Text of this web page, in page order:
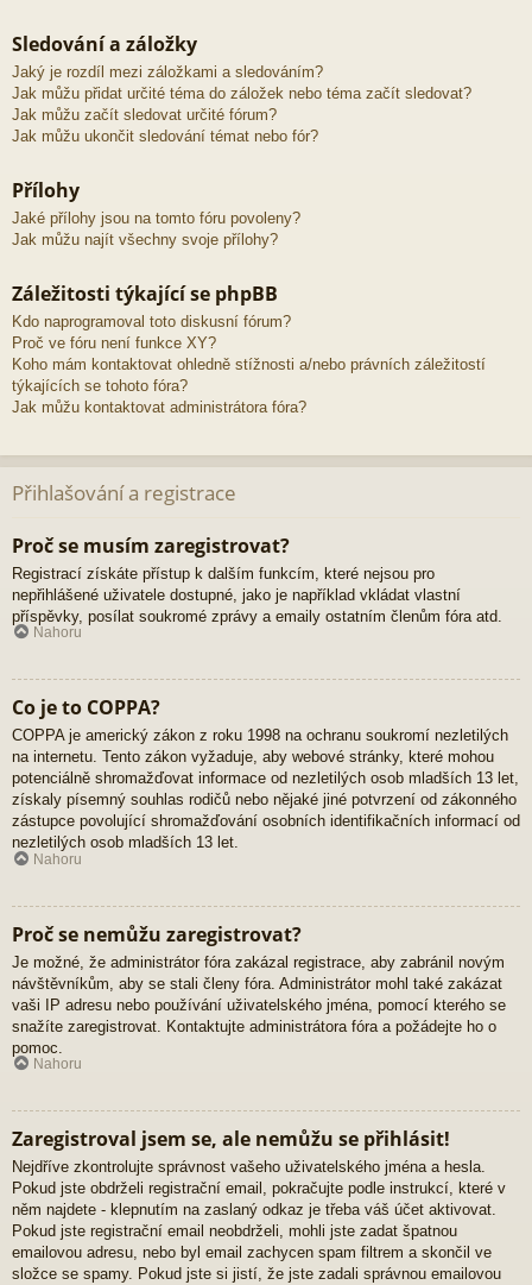
Sledování a záložky
Jaký je rozdíl mezi záložkami a sledováním?
Jak můžu přidat určité téma do záložek nebo téma začít sledovat?
Jak můžu začít sledovat určité fórum?
Jak můžu ukončit sledování témat nebo fór?
Přílohy
Jaké přílohy jsou na tomto fóru povoleny?
Jak můžu najít všechny svoje přílohy?
Záležitosti týkající se phpBB
Kdo naprogramoval toto diskusní fórum?
Proč ve fóru není funkce XY?
Koho mám kontaktovat ohledně stížnosti a/nebo právních záležitostí
týkajících se tohoto fóra?
Jak můžu kontaktovat administrátora fóra?
Přihlašování a registrace
Proč se musím zaregistrovat?
Registrací získáte přístup k dalším funkcím, které nejsou pro
nepřihlášené uživatele dostupné, jako je například vkládat vlastní
příspěvky, posílat soukromé zprávy a emaily ostatním členům fóra atd.
Nahoru
Co je to COPPA?
COPPA je americký zákon z roku 1998 na ochranu soukromí nezletilých
na internetu. Tento zákon vyžaduje, aby webové stránky, které mohou
potenciálně shromažďovat informace od nezletilých osob mladších 13 let,
získaly písemný souhlas rodičů nebo nějaké jiné potvrzení od zákonného
zástupce povolující shromažďování osobních identifikačních informací od
nezletilých osob mladších 13 let.
Nahoru
Proč se nemůžu zaregistrovat?
Je možné, že administrátor fóra zakázal registrace, aby zabránil novým
návštěvníkům, aby se stali členy fóra. Administrátor mohl také zakázat
vaši IP adresu nebo používání uživatelského jména, pomocí kterého se
snažíte zaregistrovat. Kontaktujte administrátora fóra a požádejte ho o
pomoc.
Nahoru
Zaregistroval jsem se, ale nemůžu se přihlásit!
Nejdříve zkontrolujte správnost vašeho uživatelského jména a hesla.
Pokud jste obdrželi registrační email, pokračujte podle instrukcí, které v
něm najdete - klepnutím na zaslaný odkaz je třeba váš účet aktivovat.
Pokud jste registrační email neobdrželi, mohli jste zadat špatnou
emailovou adresu, nebo byl email zachycen spam filtrem a skončil ve
složce se spamy. Pokud jste si jistí, že jste zadali správnou emailovou